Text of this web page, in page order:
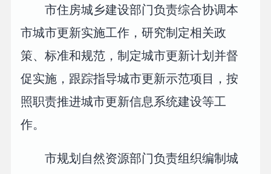
市住房城乡建设部门负责综合协调本
市城市更新实施工作，研究制定相关政
策、标准和规范，制定城市更新计划并督
促实施，跟踪指导城市更新示范项目，按
照职责推进城市更新信息系统建设等工
作。
市规划自然资源部门负责组织编制城